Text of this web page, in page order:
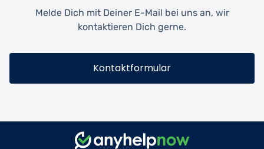
Melde Dich mit Deiner E-Mail bei uns an, wir
kontaktieren Dich gerne.
Kontaktformular